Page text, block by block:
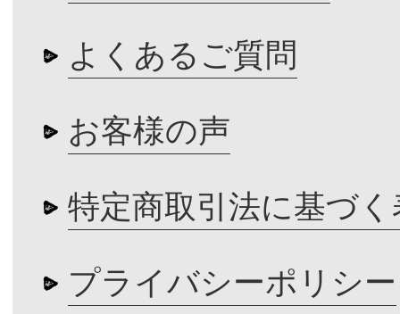
よくあるご質問
お客様の声
特定商取引法に基づく
プライバシーポリシー